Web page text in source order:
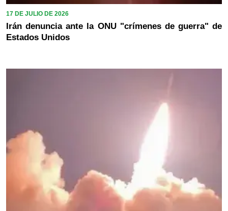
17 DE JULIO DE 2026
Irán denuncia ante la ONU "crímenes de guerra" de
Estados Unidos